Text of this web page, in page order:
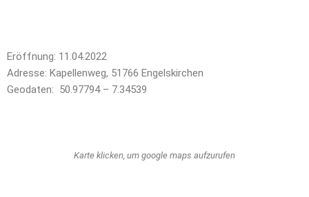
Eröffnung: 11.04.2022
Adresse: Kapellenweg, 51766 Engelskirchen
Geodaten: 50.97794 – 7.34539
Karte klicken, um google maps aufzurufen